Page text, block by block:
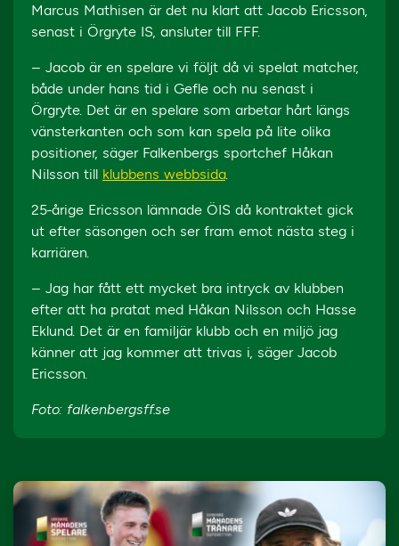
Marcus Mathisen är det nu klart att Jacob Ericsson,
senast i Örgryte IS, ansluter till FFF.
– Jacob är en spelare vi följt då vi spelat matcher,
både under hans tid i Gefle och nu senast i
Örgryte. Det är en spelare som arbetar hårt längs
vänsterkanten och som kan spela på lite olika
positioner, säger Falkenbergs sportchef Håkan
Nilsson till klubbens webbsida.
25-årige Ericsson lämnade ÖIS då kontraktet gick
ut efter säsongen och ser fram emot nästa steg i
karriären.
– Jag har fått ett mycket bra intryck av klubben
efter att ha pratat med Håkan Nilsson och Hasse
Eklund. Det är en familjär klubb och en miljö jag
känner att jag kommer att trivas i, säger Jacob
Ericsson.
Foto: falkenbergsff.se